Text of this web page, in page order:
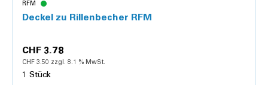
RFM
Deckel zu Rillenbecher RFM
CHF 3.78
CHF 3.50 zzgl. 8.1 % MwSt.
1 Stück